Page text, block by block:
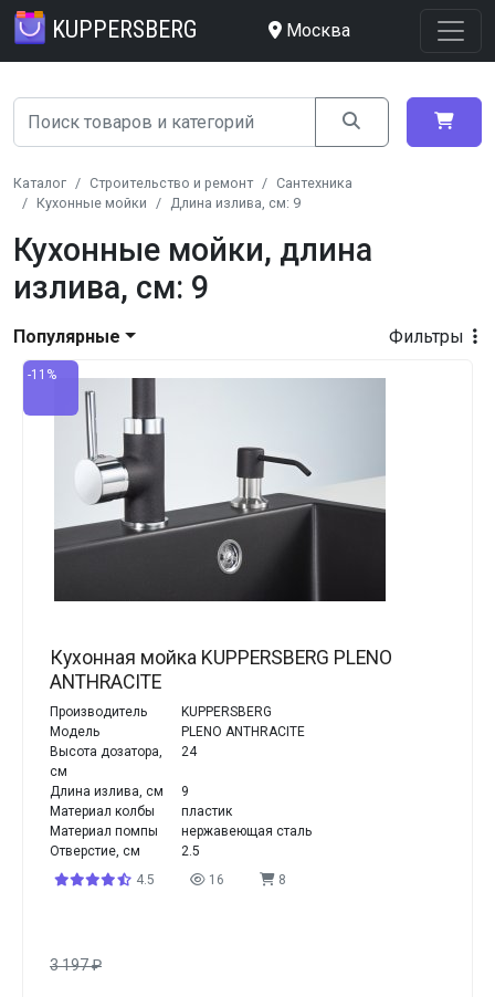
KUPPERSBERG Москва
Каталог Строительство и ремонт
Сантехника
Кухонные мойки
Длина излива, см: 9
Кухонные мойки, длина
излива, см: 9
Фильтры
Популярные
-11%
Кухонная мойка KUPPERSBERG PLENO
ANTHRACITE
Производитель
KUPPERSBERG
Модель
PLENO ANTHRACITE
Высота дозатора,
см
24
Длина излива, см
9
Материал колбы
пластик
Материал помпы
нержавеющая сталь
Отверстие, см
2.5
4.5
16 8
3 197₽